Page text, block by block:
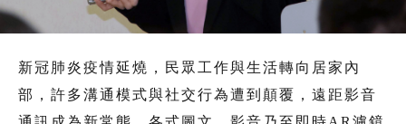
新冠肺炎疫情延燒，民眾工作與生活轉向居家內
部，許多溝通模式與社交行為遭到顛覆，遠距影音